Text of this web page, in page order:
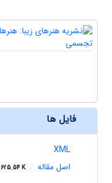
فایل ها
XML
اصل مقاله
625.54 K